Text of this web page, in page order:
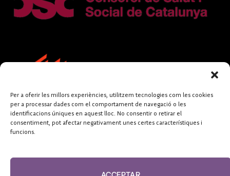
Per a oferir les millors experiències, utilitzem tecnologies com les cookies
per a processar dades com el comportament de navegació o les
identificacions úniques en aquest lloc. No consentir o retirar el
consentiment, pot afectar negativament unes certes característiques i
funcions.
FUNDACIÓ